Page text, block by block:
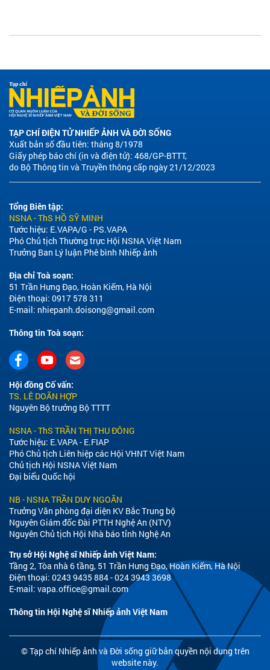
TẠP CHÍ ĐIỆN TỬ NHIẾP ẢNH VÀ ĐỜI SỐNG
Xuất bản số đầu tiên: tháng 8/1978
Giấy phép báo chí (in và điện tử): 468/GP-BTTT,
do Bộ Thông tin và Truyền thông cấp ngày 21/12/2023
Tổng Biên tập:
NSNA - ThS HỒ SỸ MINH
Tước hiệu: E.VAPA/G - PS.VAPA
Phó Chủ tịch Thường trực Hội NSNA Việt Nam
Trưởng Ban Lý luận Phê bình Nhiếp ảnh
Địa chỉ Toà soạn:
51 Trần Hưng Đạo, Hoàn Kiếm, Hà Nội
Điện thoại: 0917 578 311
E-mail: nhiepanh.doisong@gmail.com
Thông tin Toà soạn:
Hội đồng Cố vấn:
TS. LÊ DOÃN HỢP
Nguyên Bộ trưởng Bộ TTTT
NSNA - ThS TRẦN THỊ THU ĐÔNG
Tước hiệu: E.VAPA - E.FIAP
Phó Chủ tịch Liên hiệp các Hội VHNT Việt Nam
Chủ tịch Hội NSNA Việt Nam
Đại biểu Quốc hội
NB - NSNA TRẦN DUY NGOÃN
Trưởng Văn phòng đại diện KV Bắc Trung bộ
Nguyên Giám đốc Đài PTTH Nghệ An (NTV)
Nguyên Chủ tịch Hội Nhà báo tỉnh Nghệ An
Trụ sở Hội Nghệ sĩ Nhiếp ảnh Việt Nam:
Tầng 2, Tòa nhà 6 tầng, 51 Trần Hưng Đạo, Hoàn Kiếm, Hà Nội
Điện thoại: 0243 9435 884 - 024 3943 3698
E-mail: vapa.office@gmail.com
Thông tin Hội Nghệ sĩ Nhiếp ảnh Việt Nam
© Tạp chí Nhiếp ảnh và Đời sống giữ bản quyền nội dung trên
website này.